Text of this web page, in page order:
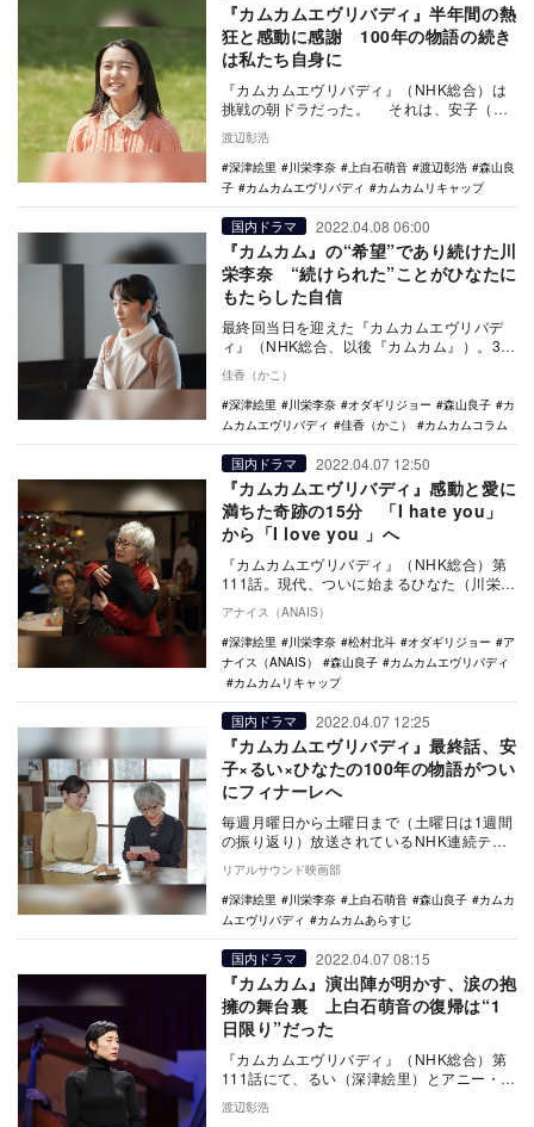
『カムカムエヴリバディ』半年間の熱
狂と感動に感謝 100年の物語の続き
は私たち自身に
『カムカムエヴリバディ』（NHK総合）は
挑戦の朝ドラだった。 それは、安子（白
石萌音）、るい（深津絵里）、ひなた（川
栄李奈）…
渡辺彰浩
深津絵里
川栄李奈 上白石萌音 渡辺彰浩
森山良
子
カムカムエヴリバディ カムカムリキャップ
国内ドラマ 2022.04.08 06:00
『カムカム』の“希望”であり続けた川
栄李奈 “続けられた”ことがひなたに
もたらした自信
最終回当日を迎えた『カムカムエヴリバデ
ィ』（NHK総合、以後『カムカム』）。3世
代に渡るヒロインの物語が紡がれた本作、
先代の2人…
佳香（かこ）
深津絵里
川栄李奈 オダギリジョー 森山良子
カ
ムカムエヴリバディ
佳香（かこ） カムカムコラム
国内ドラマ 2022.04.07 12:50
『カムカムエヴリバディ』感動と愛に
満ちた奇跡の15分 「I hate you」
から「I love you 」へ
『カムカムエヴリバディ』（NHK総合）第
111話。現代、ついに始まるひなた（川栄李
ングリッ…
アナイス（ANAIS）
深津絵里
川栄李奈 松村北斗 オダギリジョー
ア
ナイス（ANAIS）
森山良子
カムカムエヴリバディ
カムカムリキャップ
国内ドラマ 2022.04.07 12:25
『カムカムエヴリバディ』最終話、安
子×るい×ひなたの100年の物語がつい
にフィナーレへ
毎週月曜日から土曜日まで（土曜日は1週間
の振り返り）放送されているNHK連続テレ
ビ小説『カムカムエヴリバディ』。4月8日
放送の最…
リアルサウンド映画部
深津絵里
川栄李奈 上白石萌音 森山良子
カムカ
ムエヴリバディ
カムカムあらすじ
国内ドラマ 2022.04.07 08:15
『カムカム』演出陣が明かす、涙の抱
擁の舞台裏 上白石萌音の復帰は“1
日限り”だった
『カムカムエヴリバディ』（NHK総合）第
111話にて、るい（深津絵里）とアニー・ヒ
ラカワ改め安子（森山良子）が再会。2人の
間にあ…
渡辺彰浩